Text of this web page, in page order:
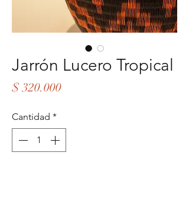
Jarrón Lucero Tropical
$ 320.000Precio
Cantidad *